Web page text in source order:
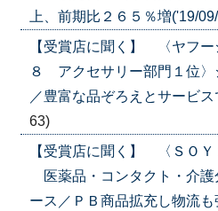
上、前期比２６５％増('19/
【受賞店に聞く】 〈ヤフー
８ アクセサリー部門１位〉
／豊富な品ぞろえとサービ
63)
【受賞店に聞く】 〈ＳＯ
医薬品・コンタクト・介護
ース／ＰＢ商品拡充し物流